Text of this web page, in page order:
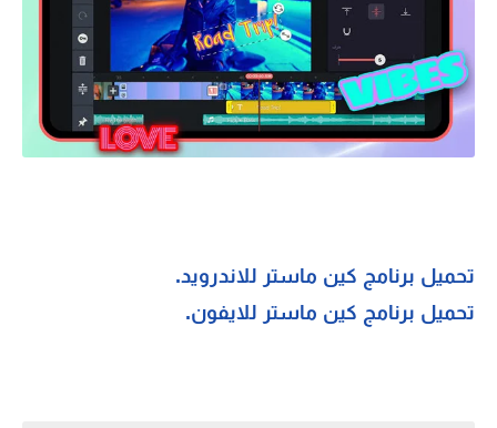
تحميل برنامج كين ماستر للاندرويد.
تحميل برنامج كين ماستر للايفون.